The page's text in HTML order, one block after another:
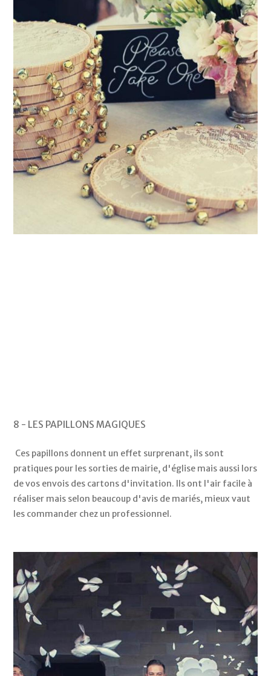
8 - LES PAPILLONS MAGIQUES
Ces papillons donnent un effet surprenant, ils sont
pratiques pour les sorties de mairie, d'église mais aussi lors
de vos envois des cartons d'invitation. Ils ont l'air facile à
réaliser mais selon beaucoup d'avis de mariés, mieux vaut
les commander chez un professionnel.